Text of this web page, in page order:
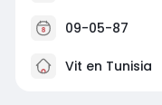
09-05-87
Vit en Tunisia